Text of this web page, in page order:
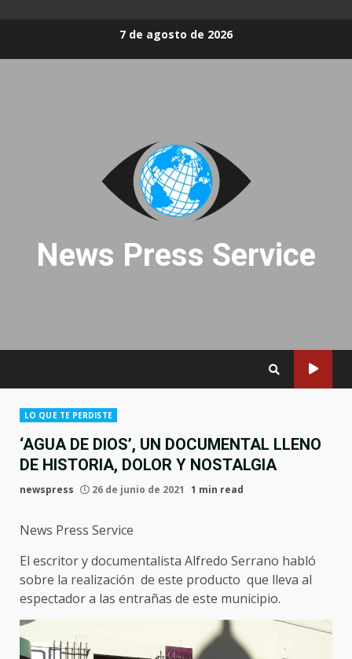
7 de agosto de 2026
News Press Service
LO QUE TE PERDISTE
‘AGUA DE DIOS’, UN DOCUMENTAL LLENO
DE HISTORIA, DOLOR Y NOSTALGIA
newspress 26 de junio de 2021 1 min read
News Press Service
El escritor y documentalista Alfredo Serrano habló
sobre la realización de este producto que lleva al
espectador a las entrañas de este municipio.